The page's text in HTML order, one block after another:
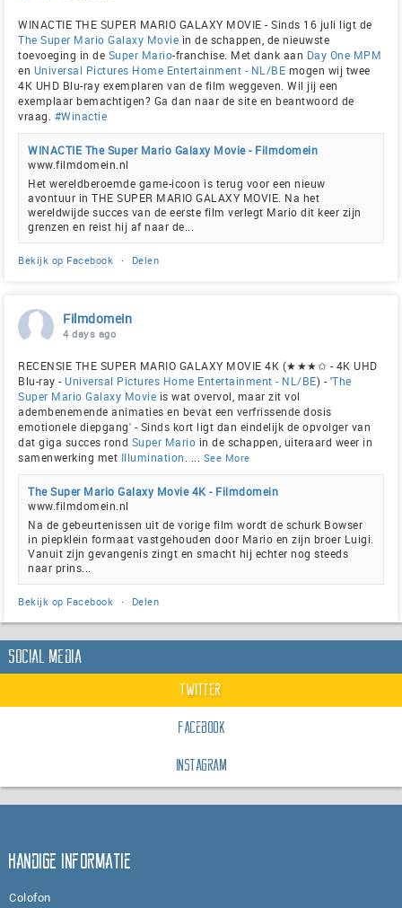
WINACTIE THE SUPER MARIO GALAXY MOVIE - Sinds 16 juli ligt de
The Super Mario Galaxy Movie in de schappen, de nieuwste
toevoeging in de Super Mario-franchise. Met dank aan Day One MPM
en Universal Pictures Home Entertainment - NL/BE mogen wij twee
4K UHD Blu-ray exemplaren van de film weggeven. Wil jij een
exemplaar bemachtigen? Ga dan naar de site en beantwoord de
vraag. #Winactie
WINACTIE The Super Mario Galaxy Movie - Filmdomein
www.filmdomein.nl
Het wereldberoemde game-icoon is terug voor een nieuw
avontuur in THE SUPER MARIO GALAXY MOVIE. Na het
wereldwijde succes van de eerste film verlegt Mario dit keer zijn
grenzen en reist hij af naar de...
Bekijk op Facebook · Delen
Filmdomein
4 days ago
RECENSIE THE SUPER MARIO GALAXY MOVIE 4K (★★★✩ - 4K UHD
Blu-ray - Universal Pictures Home Entertainment - NL/BE) - 'The
Super Mario Galaxy Movie is wat overvol, maar zit vol
adembenemende animaties en bevat een verfrissende dosis
emotionele diepgang' - Sinds kort ligt dan eindelijk de opvolger van
dat giga succes rond Super Mario in de schappen, uiteraard weer in
samenwerking met Illumination See More
The Super Mario Galaxy Movie 4K - Filmdomein
www.filmdomein.nl
Na de gebeurtenissen uit de vorige film wordt de schurk Bowser
in piepklein formaat vastgehouden door Mario en zijn broer Luigi.
Vanuit zijn gevangenis zingt en smacht hij echter nog steeds
naar prins...
Bekijk op Facebook · Delen
Social Media
Twitter
Facebook
Instagram
Handige informatie
Colofon